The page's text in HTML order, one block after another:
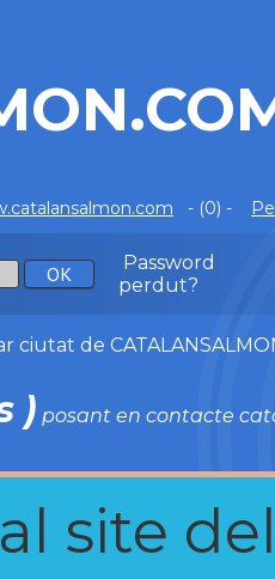
- (0) -
Password
perdut?
ciutat de
) posant en contacte
site